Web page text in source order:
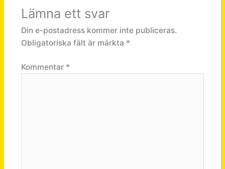
Lämna ett svar
Din e-postadress kommer inte publiceras.
Obligatoriska fält är märkta *
Kommentar *